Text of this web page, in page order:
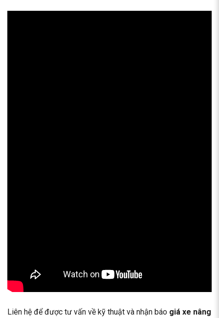
Liên hệ để được tư vấn về kỹ thuật và nhận báo giá xe nâng